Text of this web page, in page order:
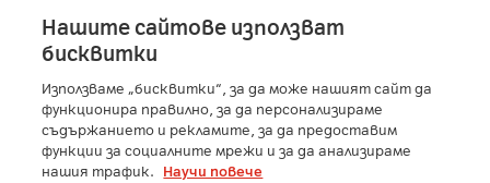
A1 Austria - A1 Croatia - A1 Serbia - A1 Belarus
A1 Bulgaria
- A1 Macedonia - A1 Slovenia
A1 Digital
- Member of A1 Group
Нашите сайтове използват
бисквитки
Използваме „бисквитки“, за да може нашият сайт да
функционира правилно, за да персонализираме
съдържанието и рекламите, за да предоставим
функции за социалните мрежи и за да анализираме
нашия трафик.
Научи повече